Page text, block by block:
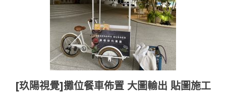
[玖陽視覺]攤位餐車佈置 大圖輸出 貼圖施工